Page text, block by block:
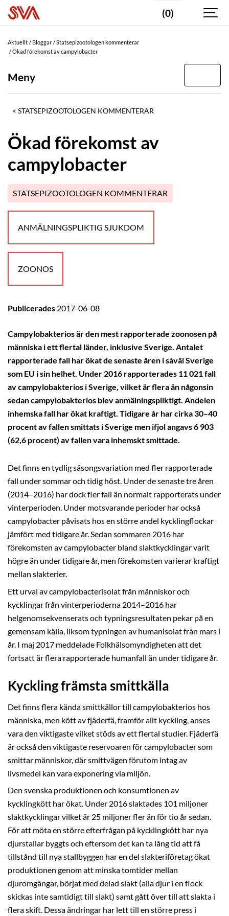
(0)
Aktuellt Bloggar
Statsepizootologen kommenterar
Ökad förekomst av campylobacter
Meny
STATSEPIZOOTOLOGEN KOMMENTERAR
Ökad förekomst av
campylobacter
STATSEPIZOOTOLOGEN KOMMENTERAR
ANMÄLNINGSPLIKTIG SJUKDOM
ZOONOS
Publicerades 2017-06-08
Campylobakterios är den mest rapporterade zoonosen på
människa i ett flertal länder, inklusive Sverige. Antalet
rapporterade fall har ökat de senaste åren i såväl Sverige
som EU i sin helhet. Under 2016 rapporterades 11 021 fall
av campylobakterios i Sverige, vilket är flera än någonsin
sedan campylobakterios blev anmälningspliktigt. Andelen
inhemska fall har ökat kraftigt. Tidigare år har cirka 30–40
procent av fallen smittats i Sverige men ifjol angavs 6 903
(62,6 procent) av fallen vara inhemskt smittade.
Det finns en tydlig säsongsvariation med fler rapporterade
fall under sommar och tidig höst. Under de senaste tre åren
(2014–2016) har dock fler fall än normalt rapporterats under
vinterperioden. Under motsvarande perioder har också
campylobacter påvisats hos en större andel kycklingflockar
jämfört med tidigare år. Sedan sommaren 2016 har
förekomsten av campylobacter bland slaktkycklingar varit
högre än under tidigare år, men förekomsten varierar kraftigt
mellan slakterier.
Ett urval av campylobacterisolat från människor och
kycklingar från vinterperioderna 2014–2016 har
helgenomsekvenserats och typningsresultaten pekar på en
gemensam källa, liksom typningen av humanisolat från mars i
år. I maj 2017 meddelade Folkhälsomyndigheten att det
fortsatt är flera rapporterade humanfall än under tidigare år.
Kyckling främsta smittkälla
Det finns flera kända smittkällor till campylobakterios hos
människa, men kött av fjäderfä, framför allt kyckling, anses
vara den viktigaste vilket stöds av ett flertal studier. Fjäderfä
är också den viktigaste reservoaren för campylobacter som
smittar människor, där smittvägen förutom intag av
livsmedel kan vara exponering via miljön.
Den svenska produktionen och konsumtionen av
kycklingkött har ökat. Under 2016 slaktades 101 miljoner
slaktkycklingar vilket är 25 miljoner fler än för tio år sedan.
För att möta en större efterfrågan på kycklingkött har nya
djurstallar byggts och eftersom det kan ta lång tid att få
tillstånd till nya stallbyggen har en del slakteriföretag ökat
produktionen genom att minska tomtider mellan
djuromgångar, börjat med delad slakt (alla djur i en flock
skickas inte samtidigt till slakt) samt gått över till att slakta i
flera skift. Dessa ändringar har lett till en större press i